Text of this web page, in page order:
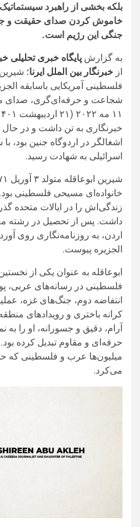
بلکه بخشی از راهبرد
خاموش کردن صدای حقیقت و
جنگی این رژیم است.
به گزارش پایگاه خبری تحلیلی
از خبرنگار بین الملل ایرنا؛ شیرین
شجاعت و حرفه‌ای‌گری، صدای
خبرنگاری به تن داشت و در
اشغالگر در اردوگاه جنین بود،
اسرائیلی به شهادت رسید.
خانواده‌ای مسیحی فلسطینی
زندگی‌اش را در ایالات متحده
داشت. پس از تحصیل در رشته
الجزیره پیوست.
ابوعاقله به عنوان یکی از
فلسطینی در رسانه‌های عربی،
انتفاضه دوم، جنگ‌های غزه،
کرانه باختری و رویدادهای
آرام، دقیق و جسورانه، او را به
حرفه‌ای و مقاوم تبدیل کرده
میلیون‌ها عرب و فلسطینی که
می‌کرد.